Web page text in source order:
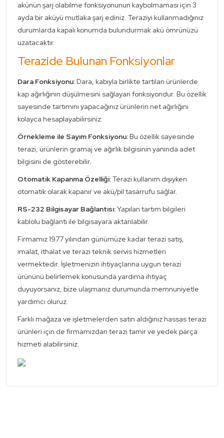
akünün şarj olabilme fonksiyonunun kaybolmaması için 3
ayda bir aküyü mutlaka şarj ediniz. Teraziyi kullanmadığınız
durumlarda kapalı konumda bulundurmak akü ömrünüzü
uzatacaktır.
Terazide Bulunan Fonksiyonlar
Dara Fonksiyonu: Dara, kabıyla birlikte tartılan ürünlerde
kap ağırlığının düşülmesini sağlayan fonksiyondur. Bu özellik
sayesinde tartımını yapacağınız ürünlerin net ağırlığını
kolayca hesaplayabilirsiniz.
Örnekleme ile Sayım Fonksiyonu: Bu özellik sayesinde
terazi, ürünlerin gramaj ve ağırlık bilgisinin yanında adet
bilgisini de gösterebilir.
Otomatik Kapanma Özelliği:Terazi kullanım dışıyken
otomatik olarak kapanır ve akü/pil tasarrufu sağlar.
RS-232 Bilgisayar Bağlantısı:Yapılan tartım bilgileri
kablolu bağlantı ile bilgisayara aktarılabilir.
Firmamız 1977 yılından günümüze kadar terazi satış,
imalat, ithalat ve terazi teknik servis hizmetleri
vermektedir. İşletmenizin ihtiyaçlarına uygun terazi
ürününü belirlemek konusunda yardıma ihtiyaç
duyuyorsanız, bize ulaşmanız durumunda memnuniyetle
yardımcı oluruz.
Farklı mağaza ve işletmelerden satın aldığınız hassas terazi
ürünleri için de firmamızdan terazi tamir ve yedek parça
hizmeti alabilirsiniz.
konularda yetersiz gördüğünüz noktaları öneri formunu